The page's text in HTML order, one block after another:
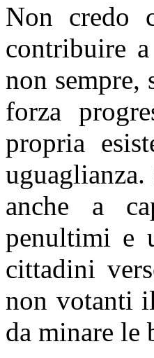
Non credo
contribuire
non sempre,
forza
propria
anche a
penultimi e
cittadini
non votanti
da minare le